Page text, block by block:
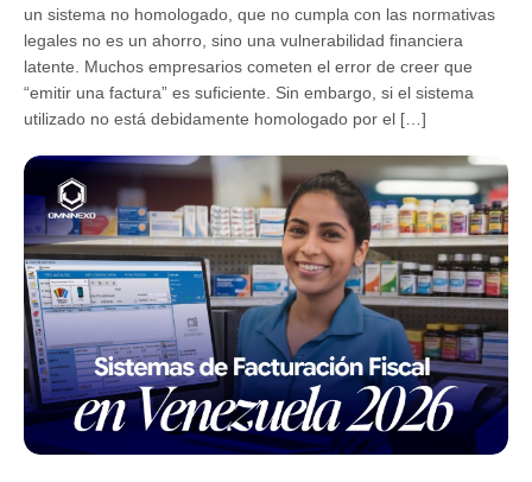
un sistema no homologado, que no cumpla con las normativas
legales no es un ahorro, sino una vulnerabilidad financiera
latente. Muchos empresarios cometen el error de creer que
“emitir una factura” es suficiente. Sin embargo, si el sistema
utilizado no está debidamente homologado por el […]